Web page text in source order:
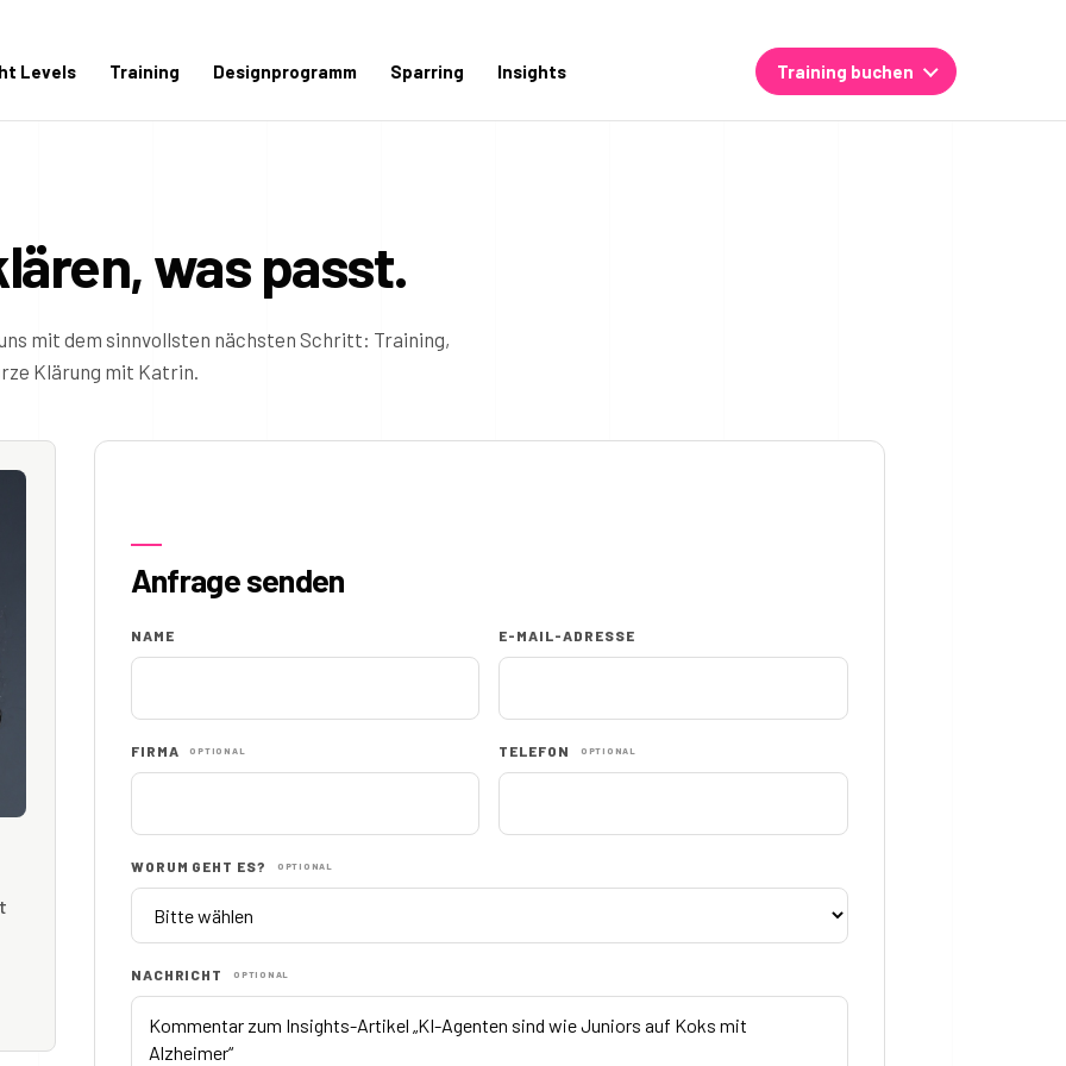
Levels Training Designprogramm Sparring Insights Training buchen
was passt.
mit dem sinnvollsten nächsten Schritt: Training,
Klärung mit Katrin.
Anfrage senden
NAME E-MAIL-ADRESSE
FIRMA OPTIONAL TELEFON OPTIONAL
WORUM GEHT ES? OPTIONAL
NACHRICHT OPTIONAL